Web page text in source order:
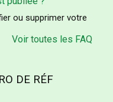
ou supprimer votre
Voir toutes les FAQ
DE RÉF